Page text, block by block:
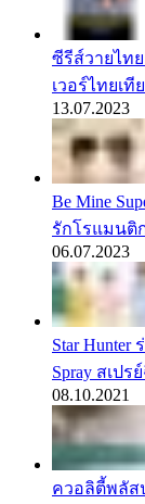
ซีรีส์วายไท
เวอร์ไทยเที
13.07.2023
Be Mine
รักโรแมนติ
06.07.2023
Star Hunter
Spray สเป
08.10.2021
ควอลิตี้พลัส